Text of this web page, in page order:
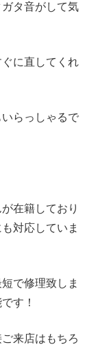
タ音がして気
に直してくれ
らっしゃるで
在籍しており
対応していま
で修理致しま
す！
来店はもちろ